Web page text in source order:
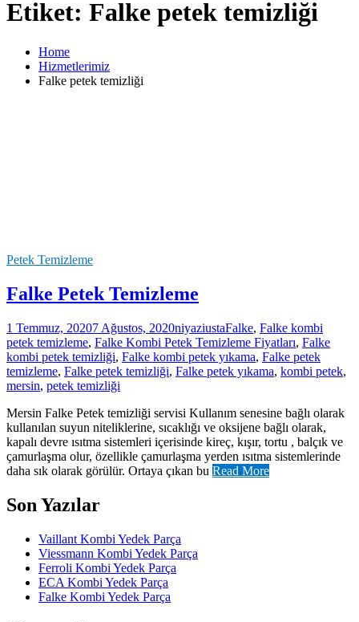
Etiket: Falke petek temizliği
Home
Hizmetlerimiz
Falke petek temizliği
Petek Temizleme
Falke Petek Temizleme
1 Temmuz, 20207 Ağustos, 2020niyaziustaFalke, Falke kombi
petek temizleme, Falke Kombi Petek Temizleme Fiyatları, Falke
kombi petek temizliği, Falke kombi petek yıkama, Falke petek
temizleme, Falke petek temizliği, Falke petek yıkama, kombi petek,
mersin, petek temizliği
Mersin Falke Petek temizliği servisi Kullanım senesine bağlı olarak
kullanılan suyun niteliklerine, sıcaklığı ve oksijene bağlı olarak,
kapalı devre ısıtma sistemleri içerisinde kireç, kışır, tortu , balçık ve
çamurlaşma olur, özellikle çamurlaşma yerden ısıtma sistemlerinde
daha sık olarak görülür. Ortaya çıkan bu Read More
Son Yazılar
Vaillant Kombi Yedek Parça
Viessmann Kombi Yedek Parça
Ferroli Kombi Yedek Parça
ECA Kombi Yedek Parça
Falke Kombi Yedek Parça